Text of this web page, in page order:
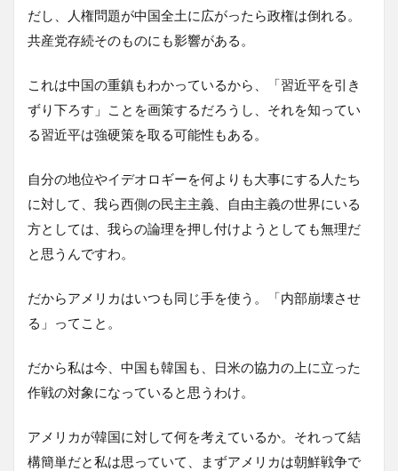
だし、人権問題が中国全土に広がったら政権は倒れる。
共産党存続そのものにも影響がある。
これは中国の重鎮もわかっているから、「習近平を引き
ずり下ろす」ことを画策するだろうし、それを知ってい
る習近平は強硬策を取る可能性もある。
自分の地位やイデオロギーを何よりも大事にする人たち
に対して、我ら西側の民主主義、自由主義の世界にいる
方としては、我らの論理を押し付けようとしても無理だ
と思うんですわ。
だからアメリカはいつも同じ手を使う。「内部崩壊させ
る」ってこと。
だから私は今、中国も韓国も、日米の協力の上に立った
作戦の対象になっていると思うわけ。
アメリカが韓国に対して何を考えているか。それって結
構簡単だと私は思っていて、まずアメリカは朝鮮戦争で